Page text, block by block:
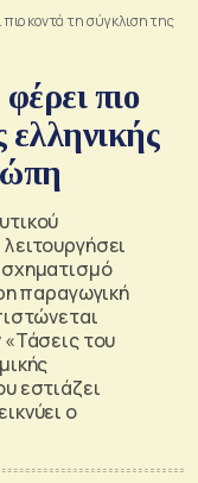
κοντά τη σύγκλιση της
πιο
ελληνικής
παραγωγική
του
εστιάζει
ο